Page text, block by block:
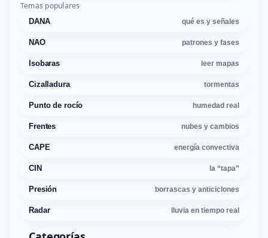
Temas populares
DANA qué es y señales
NAO patrones y fases
Isobaras leer mapas
Cizalladura tormentas
Punto de rocío humedad real
Frentes nubes y cambios
CAPE energía convectiva
CIN la “tapa”
Presión borrascas y anticiclones
Radar lluvia en tiempo real